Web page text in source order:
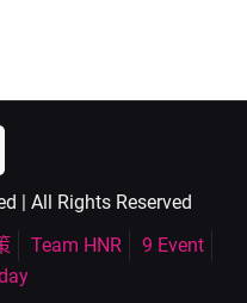
| All Rights Reserved
Team HNR
9 Event